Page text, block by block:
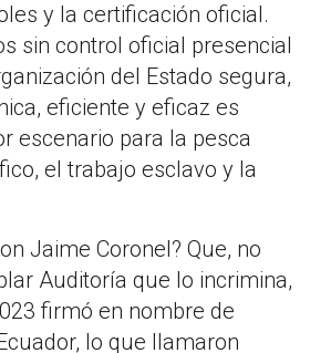
y la certificación oficial.
sin control oficial presencial
del Estado segura,
eficiente y eficaz es
escenario para la pesca
el trabajo esclavo y la
Jaime Coronel? Que, no
Auditoría que lo incrimina,
firmó en nombre de
lo que llamaron